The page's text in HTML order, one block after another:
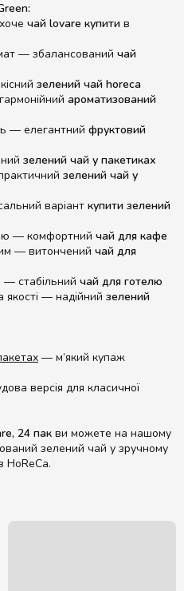
чай lovare купити в
— збалансований чай
зелений чай horeca
ароматизований
— елегантний фруктовий
зелений чай у пакетиках
зелений чай у
варіант купити зелений
— комфортний чай для кафе
— витончений чай для
— стабільний чай для готелю
якості — надійний зелений
— м’який купаж
версія для класичної
24 пак ви можете на нашому
зелений чай у зручному
HoReCa.